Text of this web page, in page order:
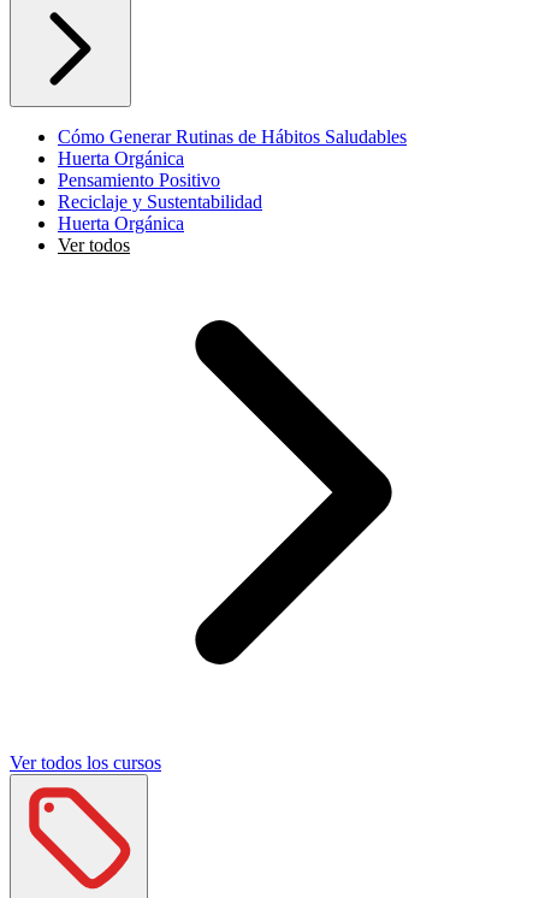
Cómo Generar Rutinas de Hábitos Saludables
Huerta Orgánica
Pensamiento Positivo
Reciclaje y Sustentabilidad
Huerta Orgánica
Ver todos
Ver todos los cursos